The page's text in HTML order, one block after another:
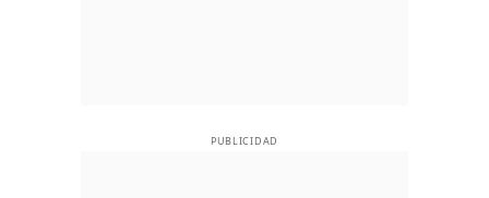
PUBLICIDAD